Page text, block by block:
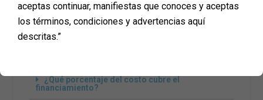
¿Cuál es la tasa de interés?
¿Cuáles son los términos de pago?
¿Qué porcentaje del costo cubre el
financiamiento?
aceptas continuar, manifiestas que conoces y aceptas
los términos, condiciones y advertencias aquí
descritas.”